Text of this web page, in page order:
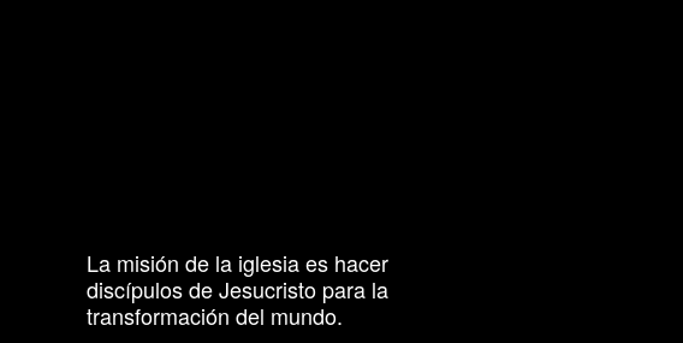
La misión de la iglesia es hacer
discípulos de Jesucristo para la
transformación del mundo.